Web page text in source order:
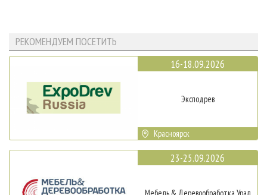
РЕКОМЕНДУЕМ ПОСЕТИТЬ
16-18.09.2026
Эксподрев
Красноярск
23-25.09.2026